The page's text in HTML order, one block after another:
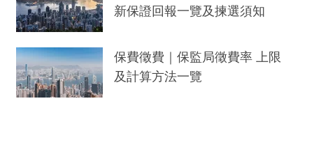
新保證回報一覽及揀選須知
保費徵費｜保監局徵費率 上限
及計算方法一覽